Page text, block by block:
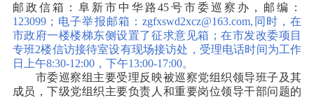
邮政信箱：阜新市中华路45号市委巡察办，邮编：
123099；电子举报邮箱：zgfxswd2xcz@163.com,同时，在
市政府一楼楼梯东侧设置了征求意见箱；在市发改委项目
专班2楼信访接待室设有现场接访处，受理电话时间为工作
日上午8:30-12:00，下午13:00-17:00。
市委巡察组主要受理反映被巡察党组织领导班子及其
成员，下级党组织主要负责人和重要岗位领导干部问题的